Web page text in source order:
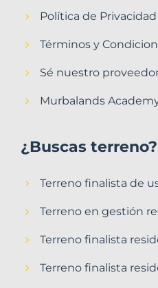
Política de Privacidad
Términos y
Sé nuestro
Murbalands
¿Buscas terreno?
Terreno finalista de
Terreno en gestión
Terreno finalista
Terreno finalista